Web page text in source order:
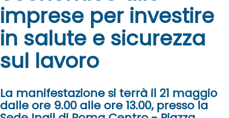
imprese per investire
in salute e sicurezza
sul lavoro
La manifestazione si terrà il 21 maggio
dalle ore 9.00 alle ore 13.00, presso la